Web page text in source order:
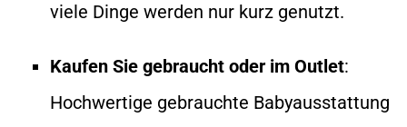
viele Dinge werden nur kurz genutzt.
Kaufen Sie gebraucht oder im Outlet:
Hochwertige gebrauchte Babyausstattung